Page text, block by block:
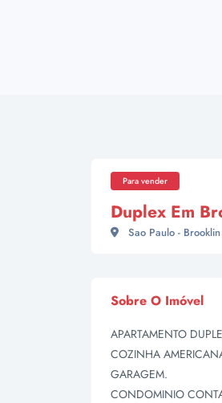
Para vender
Duplex Em
Sao Paulo - Brooklin
Sobre O Imóvel
APARTAMENTO
COZINHA
GARAGEM.
CONDOMINIO